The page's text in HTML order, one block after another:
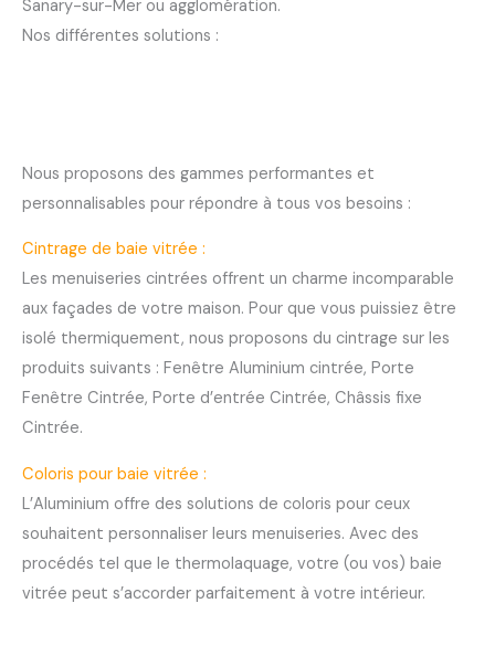
Sanary-sur-Mer ou agglomération.
Nos différentes solutions :
Nous proposons des gammes performantes et
personnalisables pour répondre à tous vos besoins :
Cintrage de baie vitrée :
Les menuiseries cintrées offrent un charme incomparable
aux façades de votre maison. Pour que vous puissiez être
isolé thermiquement, nous proposons du cintrage sur les
produits suivants : Fenêtre Aluminium cintrée, Porte
Fenêtre Cintrée, Porte d’entrée Cintrée, Châssis fixe
Cintrée.
Coloris pour baie vitrée :
L’Aluminium offre des solutions de coloris pour ceux
souhaitent personnaliser leurs menuiseries. Avec des
procédés tel que le thermolaquage, votre (ou vos) baie
vitrée peut s’accorder parfaitement à votre intérieur.